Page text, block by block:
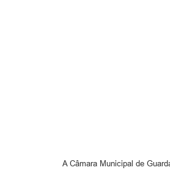
A Câmara Municipal de